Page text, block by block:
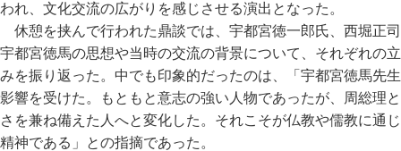
われ、文化交流の広がりを感じさせる演出となった。
休憩を挟んで行われた鼎談では、宇都宮徳一郎氏、西堀正
宇都宮徳馬の思想や当時の交流の背景について、それぞれの
みを振り返った。中でも印象的だったのは、「宇都宮徳馬先
影響を受けた。もともと意志の強い人物であったが、周総理
さを兼ね備えた人へと変化した。それこそが仏教や儒教に通
精神である」との指摘であった。